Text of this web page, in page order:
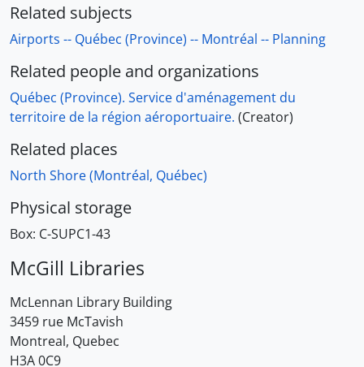
Related subjects
Airports -- Québec (Province) -- Montréal -- Planning
Related people and organizations
Québec (Province). Service d'aménagement du
territoire de la région aéroportuaire. (Creator)
Related places
North Shore (Montréal, Québec)
Physical storage
Box: C-SUPC1-43
McGill Libraries
McLennan Library Building
3459 rue McTavish
Montreal, Quebec
H3A 0C9